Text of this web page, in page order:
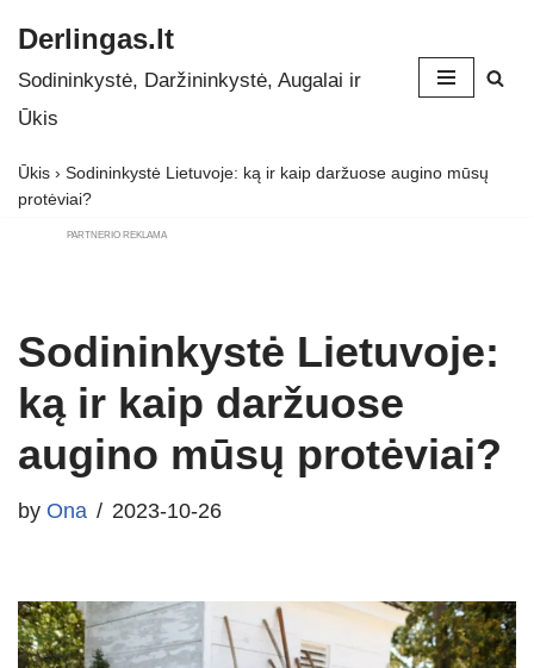
Skip
to
Derlingas.lt
Sodininkystė, Daržininkystė, Augalai ir
Ūkis
Ūkis › Sodininkystė Lietuvoje: ką ir kaip daržuose augino mūsų
protėviai?
PARTNERIO REKLAMA
Sodininkystė Lietuvoje:
ką ir kaip daržuose
augino mūsų protėviai?
by Ona 2023-10-26